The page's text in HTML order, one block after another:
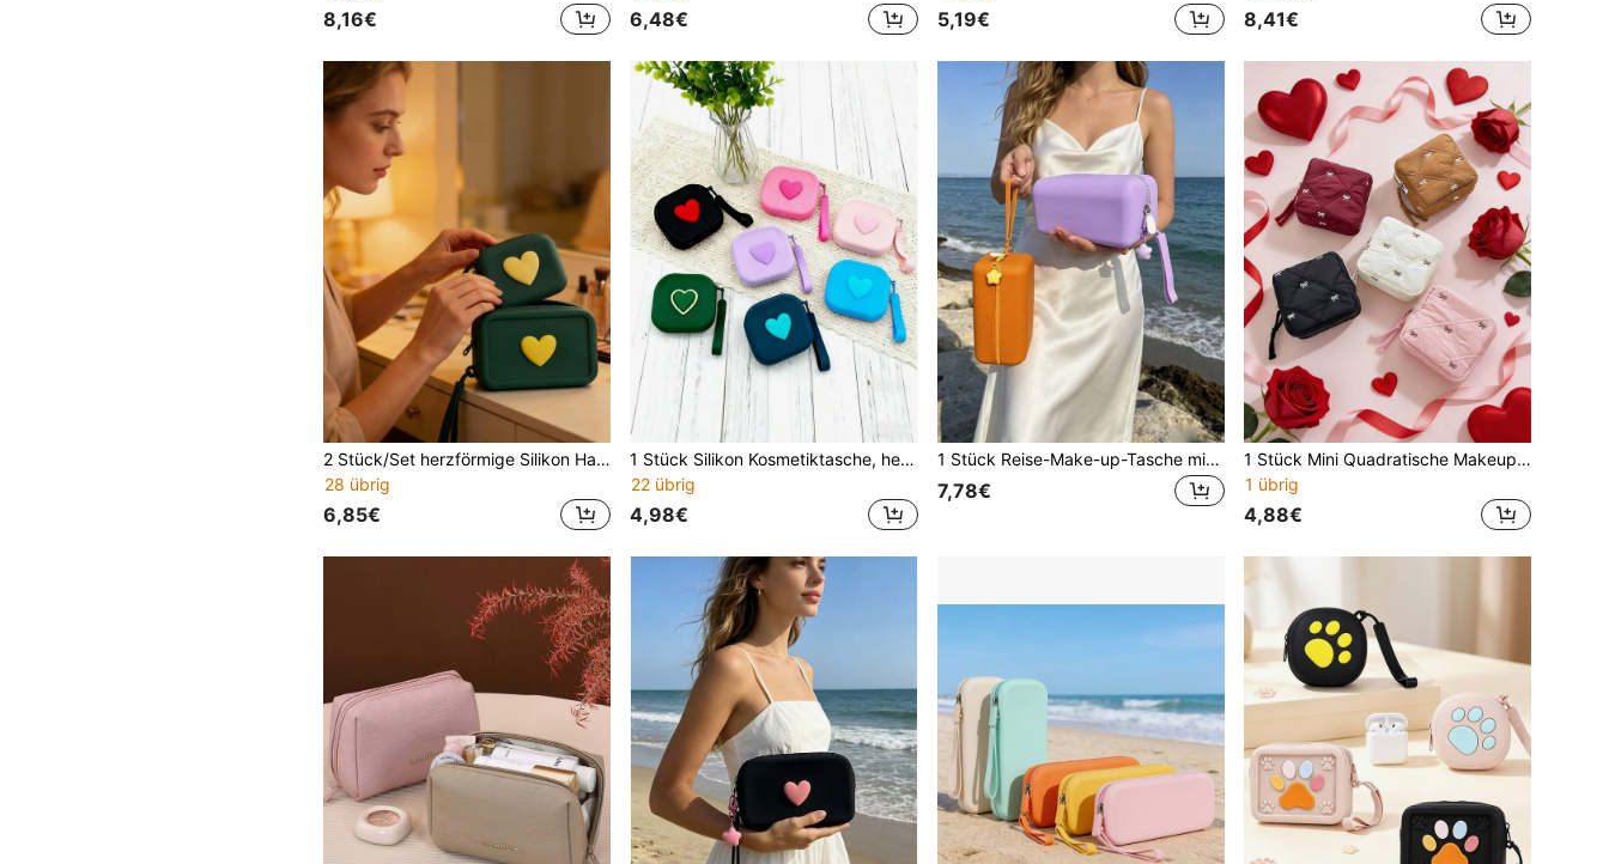
8,16€ 6,48€ 5,19€ 8,41€
2 Stück/Set herzförmige Silikon Handtasche, Reise Kulturtasche, Kosmetiktasche, Make-up Pinsel Halter, Make-up Aufbewahrungstasche, weiches wasserdichtes Silikon Strandtasche, Handytasche, Kopfhörer Organizer mit Reißverschluss, tragbare Schlüssel-Karten-Geldbörse, Mehrzweck-Aufbewahrungstasche für Strandurlaub, Weihnachts- und Valentinstags-Geschenk
28 übrig
6,85€
1 Stück Silikon Kosmetiktasche, herzförmige Mini Aufbewahrungstasche, wasserdichte Make-up Tasche, Lippenstift Etui, Schlüsselhalter, Schmuckorganizer, Münzbörse, multifunktionale tragbare kleine Tasche, Kopfhörer & Zubehör Organizer, praktisch für den Outdoor-Gebrauch
22 übrig
4,98€
1 Stück Reise-Make-up-Tasche mit Sternanhänger, achteckige multifunktionale wasserdichte Silikontasche, tägliche Toilettenartikel-Aufbewahrungstasche, Strandurlaubstasche, Kulturbeutel, Handytasche, Karten- & Geldbörse mit Reißverschluss, Silikon-Make-up-Pinselhalter und Make-up-Tasche, Reise-Essential, Schlüssel-Geldbörse-Kartenhalter, Geschenktasche
7,78€
1 Stück Mini Quadratische Makeup Tasche, Süße Schleife Gesteppte Weiche & Flauschige Kleine Quadratische Tasche, Kleine Kosmetiktasche, Hygieneartikel/Schmuck/Münzbeutel, Reise Tragbare Organizer, Multifunktionale Tägliche Essentials Aufbewahrungstasche
1 übrig
4,88€